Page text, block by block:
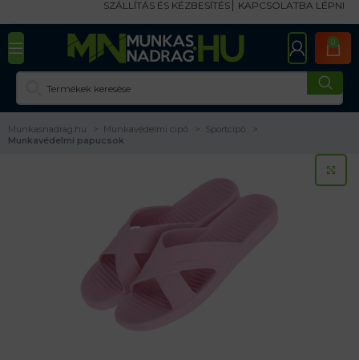
SZÁLLÍTÁS ÉS KÉZBESÍTÉS KAPCSOLATBA LÉPNI
0
Munkasnadrag.hu Munkavédelmi cipő
Sportcipő
Munkavédelmi papucsok